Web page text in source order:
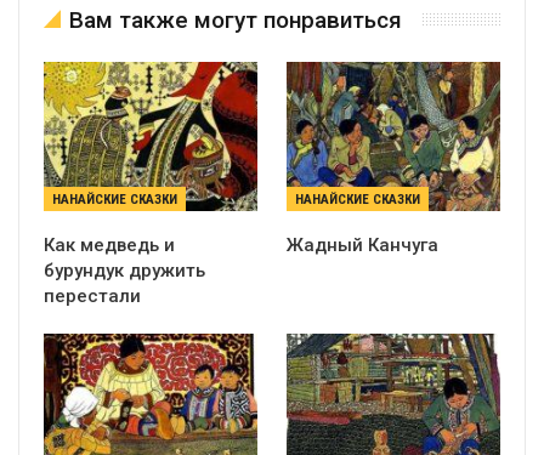
Вам также могут понравиться
НАНАЙСКИЕ СКАЗКИ
Как медведь и
бурундук дружить
перестали
НАНАЙСКИЕ СКАЗКИ
Жадный Канчуга